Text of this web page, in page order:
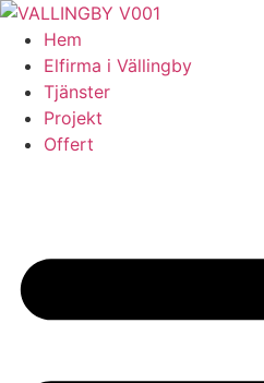
Skip
content
Hem
Elfirma i Vällingby
Tjänster
Projekt
Offert